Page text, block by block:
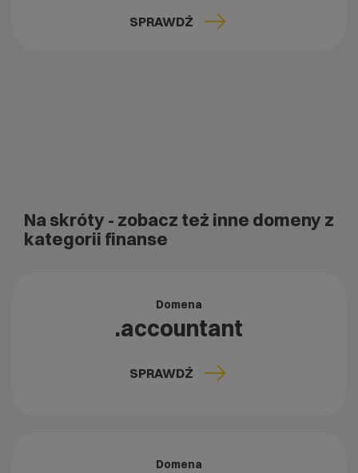
SPRAWDŹ
Na skróty - zobacz też inne domeny z
kategorii finanse
Domena
.accountant
SPRAWDŹ
Domena